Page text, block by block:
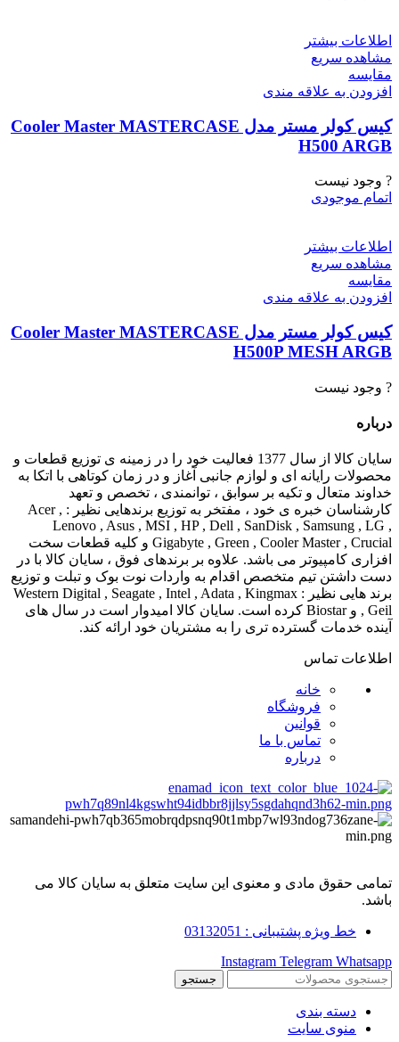
اطلاعات بیشتر
مشاهده سریع
مقایسه
افزودن به علاقه مندی
کیس کولر مستر مدل Cooler Master MASTERCASE
H500 ARGB
? وجود نیست
اتمام موجودی
اطلاعات بیشتر
مشاهده سریع
مقایسه
افزودن به علاقه مندی
کیس کولر مستر مدل Cooler Master MASTERCASE
H500P MESH ARGB
? وجود نیست
درباره
سایان کالا از سال 1377 فعالیت خود را در زمینه ی توزیع قطعات و
محصولات رایانه ای و لوازم جانبی آغاز و در زمان کوتاهی با اتکا به
خداوند متعال و تکیه بر سوابق ، توانمندی ، تخصص و تعهد
کارشناسان خبره ی خود ، مفتخر به توزیع برندهایی نظیر : Acer ,
Lenovo , Asus , MSI , HP , Dell , SanDisk , Samsung , LG ,
Gigabyte , Green , Cooler Master , Crucial و کلیه قطعات سخت
افزاری کامپیوتر می باشد. علاوه بر برندهای فوق ، سایان کالا با در
دست داشتن تیم متخصص اقدام به واردات نوت بوک و تبلت و توزیع
برند هایی نظیر : Western Digital , Seagate , Intel , Adata , Kingmax
, Geil و Biostar کرده است. سایان کالا امیدوار است در سال های
آینده خدمات گسترده تری را به مشتریان خود ارائه کند.
اطلاعات تماس
خانه
فروشگاه
قوانین
تماس با ما
درباره
تمامی حقوق مادی و معنوی این سایت متعلق به سایان کالا می
باشد.
خط ویژه پشتیبانی : 03132051
Instagram Telegram Whatsapp
جستجو
دسته بندی
منوی سایت